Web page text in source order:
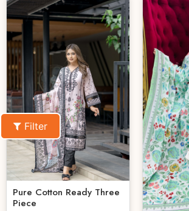
Filter
Pure Cotton Ready Three
Piece